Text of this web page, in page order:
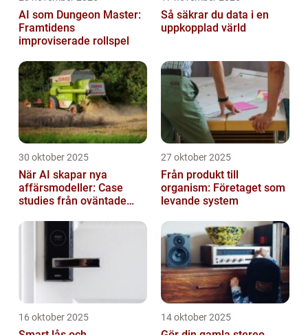
AI som Dungeon Master:
Framtidens
improviserade rollspel
Så säkrar du data i en
uppkopplad värld
30 oktober 2025
När AI skapar nya
affärsmodeller: Case
studies från oväntade
27 oktober 2025
Från produkt till
organism: Företaget som
levande system
16 oktober 2025 14 oktober 2025